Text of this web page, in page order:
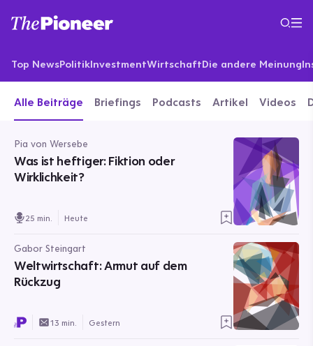
Top NewsPolitikInvestmentWirtschaftDie andere Meinung
Alle Beiträge Briefings Podcasts Artikel Videos
Pia von Wersebe
Was ist heftiger: Fiktion oder
Wirklichkeit?
25 min. Heute
Gabor Steingart
Weltwirtschaft: Armut auf dem
Rückzug
13 min. Gestern